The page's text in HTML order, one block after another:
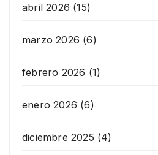
abril 2026 (15)
marzo 2026 (6)
febrero 2026 (1)
enero 2026 (6)
diciembre 2025 (4)